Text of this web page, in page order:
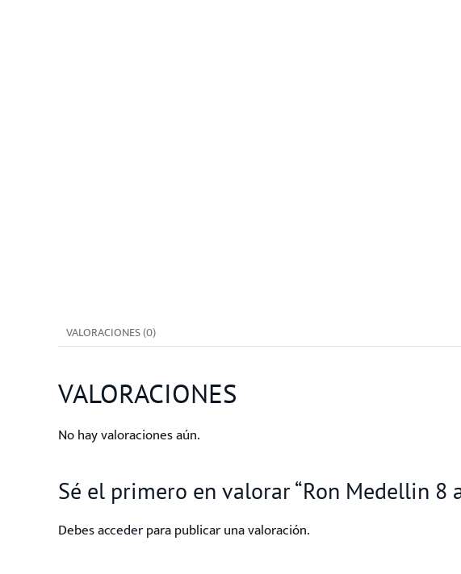
VALORACIONES (0)
VALORACIONES
No hay valoraciones aún.
Sé el primero en valorar “Ron Medellin 8
Debesaccederpara publicar una valoración.